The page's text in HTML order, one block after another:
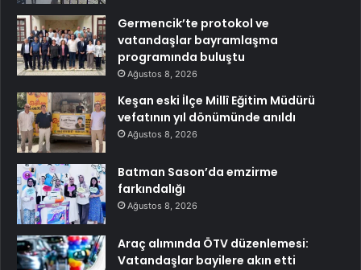
Germencik’te protokol ve
vatandaşlar bayramlaşma
programında buluştu
Ağustos 8, 2026
Keşan eski İlçe Millî Eğitim Müdürü
vefatının yıl dönümünde anıldı
Ağustos 8, 2026
Batman Sason’da emzirme
farkındalığı
Ağustos 8, 2026
Araç alımında ÖTV düzenlemesi:
Vatandaşlar bayilere akın etti